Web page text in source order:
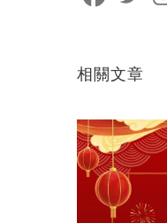
相關文章